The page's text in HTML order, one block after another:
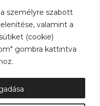
személyre szabott
valamint a
(cookie)
gombra kattintva